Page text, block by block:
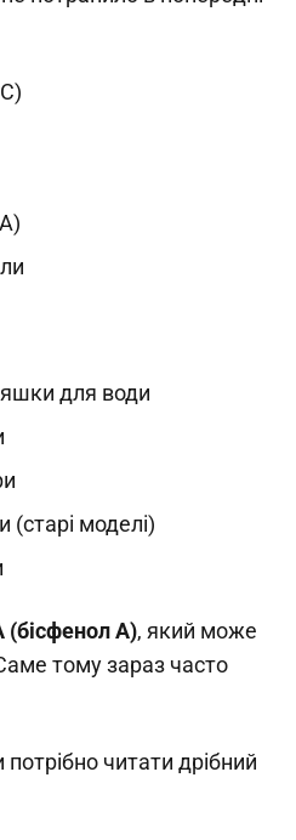
для води
(старі моделі)
(бісфенол А), який може
тому зараз часто
читати дрібний